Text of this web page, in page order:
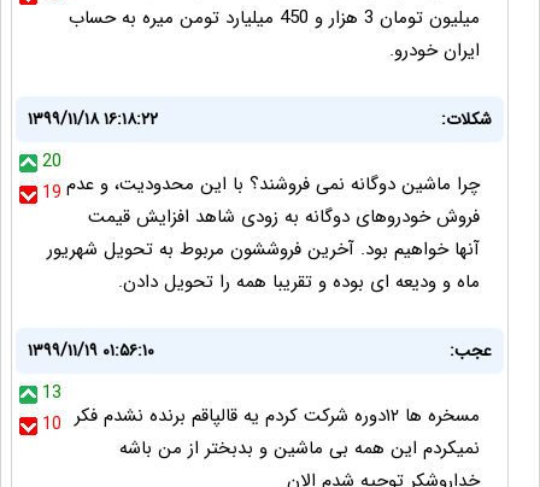
میلیون تومان 3 هزار و 450 میلیارد تومن میره به حساب
ایران خودرو.
شکلات:
۱۳۹۹/۱۱/۱۸ ۱۶:۱۸:۲۲
20
19 چرا ماشین دوگانه نمی فروشند؟ با این محدودیت، و عدم
فروش خودروهای دوگانه به زودی شاهد افزایش قیمت
آنها خواهیم بود. آخرین فروششون مربوط به تحویل شهریور
ماه و ودیعه ای بوده و تقریبا همه را تحویل دادن.
عجب:
۱۳۹۹/۱۱/۱۹ ۰۱:۵۶:۱۰
13
10 مسخره ها ۱۲دوره شرکت کردم یه قالپاقم برنده نشدم فکر
نمیکردم این همه بی ماشین و بدبختر از من باشه
خداروشکر توجیه شدم الان